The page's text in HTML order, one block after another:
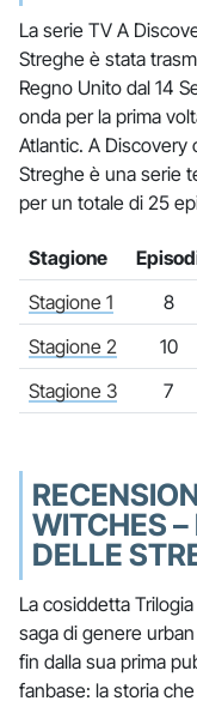
La serie TV A
Streghe è stata
Regno Unito dal 14
onda per la prima
Atlantic. A Discovery
Streghe è una serie
per un totale di 25
Stagione
Stagione 1
8
Stagione 2
10
Stagione 3
7
WITCHES
DELLE
La cosiddetta
saga di genere
fin dalla sua prima
fanbase: la storia